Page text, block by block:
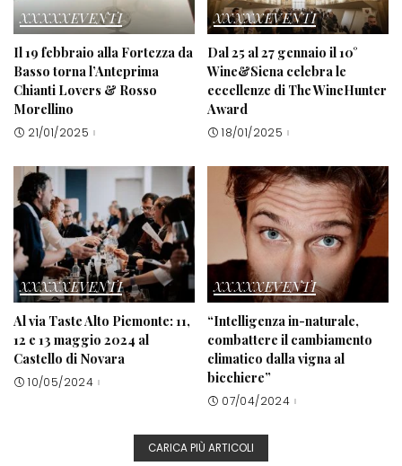
XXXXXEVENTI
Il 19 febbraio alla Fortezza da
Basso torna l’Anteprima
Chianti Lovers & Rosso
Morellino
21/01/2025
XXXXXEVENTI
Dal 25 al 27 gennaio il 10°
Wine&Siena celebra le
eccellenze di The WineHunter
Award
18/01/2025
XXXXXEVENTI
Al via Taste Alto Piemonte: 11,
12 e 13 maggio 2024 al
Castello di Novara
10/05/2024
XXXXXEVENTI
“Intelligenza in-naturale,
combattere il cambiamento
climatico dalla vigna al
bicchiere”
07/04/2024
CARICA PIÙ ARTICOLI